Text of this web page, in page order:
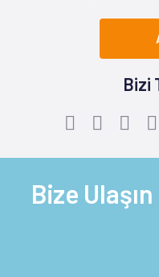
Bizi
Bize